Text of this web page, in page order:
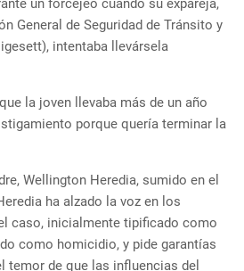
un forcejeo cuando su expareja,
General de Seguridad de Tránsito y
intentaba llevársela
la joven llevaba más de un año
porque quería terminar la
Wellington Heredia, sumido en el
ha alzado la voz en los
caso, inicialmente tipificado como
como homicidio, y pide garantías
temor de que las influencias del